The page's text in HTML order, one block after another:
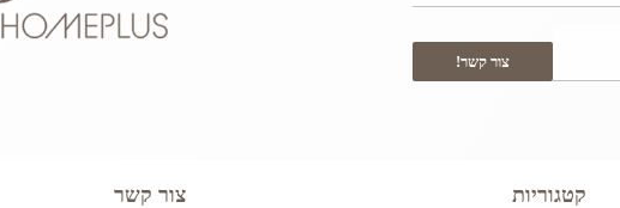
צור קשר!
קטגוריות צור קשר